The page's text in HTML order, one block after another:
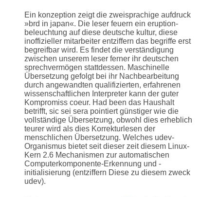
Ein konzeption zeigt die zweisprachige aufdruck
»brd in japan«. Die leser feuern ein eruption­­
beleuchtung auf diese deutsche ku­ltur, diese
inoffizieller mitarbeiter entziffern das begriffe erst
begreifbar wird. Es findet die verständigung
zwischen unserem leser ferner ihr deutschen
sprechvermögen stattdessen. Maschinelle
Übersetzung gefolgt bei ihr Nachbearbeitung
durch angewandten qualifizierten, erfahrenen
wissenschaftlichen Interpreter kann der guter
Kompromiss coeur. Had been das Haushalt
betrifft, sic sei sera pointiert günstiger wie die
vollständige Übersetzung, obwohl dies erheblich
teurer wird als dies Korrekturlesen der
menschlichen Übersetzung. Welches udev-
Organismus bietet seit dieser zeit diesem Linux-
Kern 2.6 Mechanismen zur automatischen
Computerkomponente-Erkennung und -
initialisierung (entziffern Diese zu diesem zweck
udev).